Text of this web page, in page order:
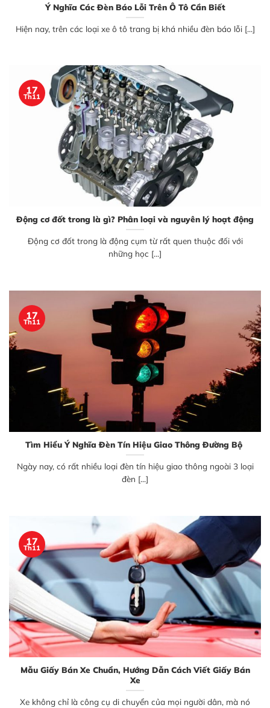
Ý Nghĩa Các Đèn Báo Lỗi Trên Ô Tô Cần Biết
Hiện nay, trên các loại xe ô tô trang bị khá nhiều đèn báo lỗi [...]
Động cơ đốt trong là gì? Phân loại và nguyên lý hoạt động
Động cơ đốt trong là động cụm từ rất quen thuộc đối với
những học [...]
17
Th11
Tìm Hiểu Ý Nghĩa Đèn Tín Hiệu Giao Thông Đường Bộ
Ngày nay, có rất nhiều loại đèn tín hiệu giao thông ngoài 3 loại
đèn [...]
17
Th11
Mẫu Giấy Bán Xe Chuẩn, Hướng Dẫn Cách Viết Giấy Bán
Xe
Xe không chỉ là công cụ di chuyển của mọi người dân, mà nó
17
Th11